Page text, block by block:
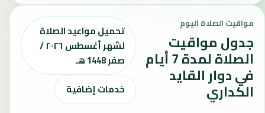
مواقيت الصلاة اليوم
جدول مواقيت
الصلاة لمدة 7 أيام
في دوار القايد
الكداري
تحميل مواعيد الصلاة
لشهر أغسطس ٢٠٢٦ /
صفر 1448 هـ
خدمات إضافية